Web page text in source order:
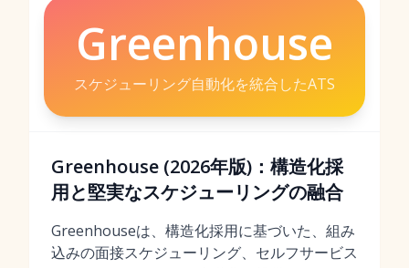
Greenhouse
スケジューリング自動化を統合したATS
Greenhouse (2026年版)：構造化採
用と堅実なスケジューリングの融合
Greenhouseは、構造化採用に基づいた、組み
込みの面接スケジューリング、セルフサービス